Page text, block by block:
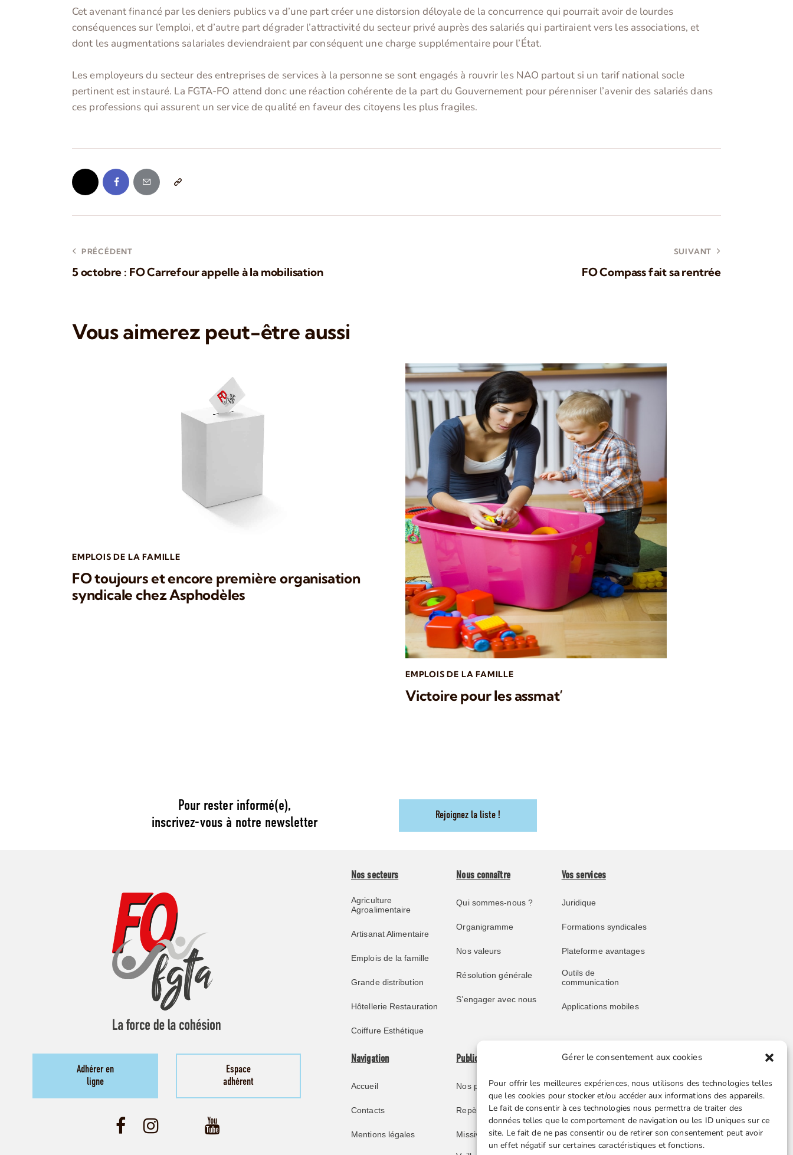
Gérer le consentement aux cookies
Pour offrir les meilleures expériences, nous utilisons des technologies telles
que les cookies pour stocker et/ou accéder aux informations des appareils.
Le fait de consentir à ces technologies nous permettra de traiter des
données telles que le comportement de navigation ou les ID uniques sur ce
site. Le fait de ne pas consentir ou de retirer son consentement peut avoir
un effet négatif sur certaines caractéristiques et fonctions.
Cet avenant financé par les deniers publics va d’une part créer une distorsion déloyale de la concurrence qui pourrait avoir de lourdes
conséquences sur l’emploi, et d’autre part dégrader l’attractivité du secteur privé auprès des salariés qui partiraient vers les associations, et
dont les augmentations salariales deviendraient par conséquent une charge supplémentaire pour l’État.
Les employeurs du secteur des entreprises de services à la personne se sont engagés à rouvrir les NAO partout si un tarif national socle
pertinent est instauré. La FGTA-FO attend donc une réaction cohérente de la part du Gouvernement pour pérenniser l’avenir des salariés dans
ces professions qui assurent un service de qualité en faveur des citoyens les plus fragiles.
PRÉCÉDENT
5 octobre : FO Carrefour appelle à la mobilisation
SUIVANT
FO Compass fait sa rentrée
Vous aimerez peut-être aussi
EMPLOIS DE LA FAMILLE
FO toujours et encore première organisation
syndicale chez Asphodèles
EMPLOIS DE LA FAMILLE
Victoire pour les assmat’
Pour rester informé(e),
inscrivez-vous à notre newsletter
Rejoignez la liste !
Adhérer en
ligne
Espace
adhérent
Nos secteurs
Agriculture
Agroalimentaire
Artisanat Alimentaire
Emplois de la famille
Grande distribution
Hôtellerie Restauration
Coiffure Esthétique
Nous connaître
Qui sommes-nous ?
Organigramme
Nos valeurs
Résolution générale
S’engager avec nous
Vos services
Juridique
Formations syndicales
Plateforme avantages
Outils de
communication
Applications mobiles
Navigation
Accueil
Contacts
Mentions légales
Publications
Nos publications
Repère juridique
Missive retraités
Liens utiles
Boutique en ligne
Espace Presse
Nos partenaires